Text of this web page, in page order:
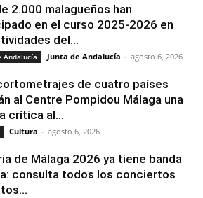
2.000 malagueños han
en el curso 2025-2026 en
del...
Andalucía Junta de Andalucía - agosto 6, 2026
de cuatro países
al Centre Pompidou Málaga una
crítica al...
Cultura - agosto 6, 2026
de Málaga 2026 ya tiene banda
consulta todos los conciertos